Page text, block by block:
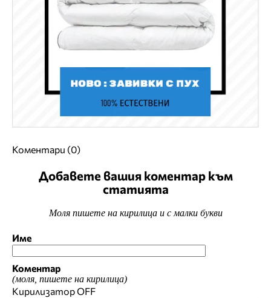
Коментари (0)
Добавете вашия коментар към
статията
Моля пишете на кирилица и с малки букви
Име
Коментар
(моля, пишете на кирилица)
КирилизаторOFF